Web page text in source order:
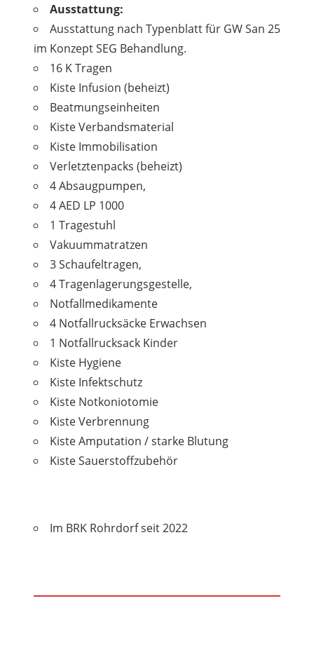
Ausstattung:
Ausstattung nach Typenblatt für GW San 25
im Konzept SEG Behandlung.
16 K Tragen
Kiste Infusion (beheizt)
Beatmungseinheiten
Kiste Verbandsmaterial
Kiste Immobilisation
Verletztenpacks (beheizt)
4 Absaugpumpen,
4 AED LP 1000
1 Tragestuhl
Vakuummatratzen
3 Schaufeltragen,
4 Tragenlagerungsgestelle,
Notfallmedikamente
4 Notfallrucksäcke Erwachsen
1 Notfallrucksack Kinder
Kiste Hygiene
Kiste Infektschutz
Kiste Notkoniotomie
Kiste Verbrennung
Kiste Amputation / starke Blutung
Kiste Sauerstoffzubehör
Im BRK Rohrdorf seit 2022